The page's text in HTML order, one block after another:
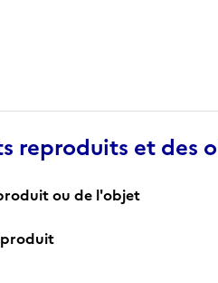
reproduits et des
ou de l'objet